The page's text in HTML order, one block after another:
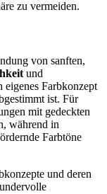
zu vermeiden.
von sanften,
und
eigenes Farbkonzept
ist. Für
mit gedeckten
während in
Farbtöne
und deren